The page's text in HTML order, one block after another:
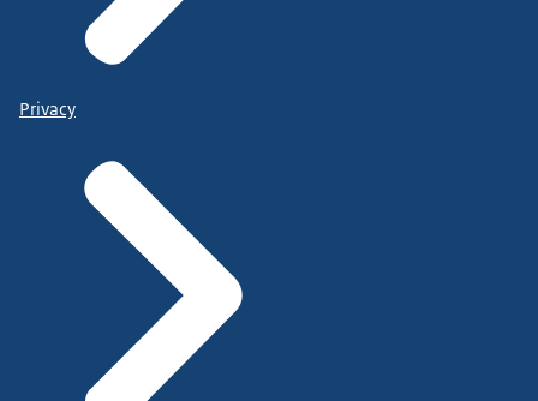
Privacy